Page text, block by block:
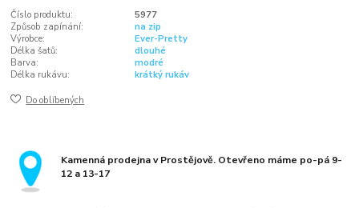
Číslo produktu:
5977
Způsob zapínání:
na zip
Výrobce:
Ever-Pretty
Délka šatů:
dlouhé
Barva:
modré
Délka rukávu:
krátký rukáv
Do oblíbených
Kamenná prodejna v Prostějově. Otevřeno máme po-pá 9-
12 a 13-17